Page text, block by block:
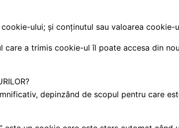
ului; și conținutul sau valoarea cookie-
care a trimis cookie-ul îl poate accesa din
depinzând de scopul pentru care